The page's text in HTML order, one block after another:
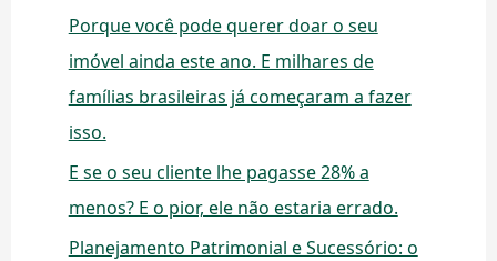
Porque você pode querer doar o seu
imóvel ainda este ano. E milhares de
famílias brasileiras já começaram a fazer
isso.
E se o seu cliente lhe pagasse 28% a
menos? E o pior, ele não estaria errado.
Planejamento Patrimonial e Sucessório: o